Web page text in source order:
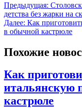
Предыдущая:
детства без жарки на
Далее: Как
в обычной кастрюле
Похожие
Как
итальянскую
кастрюле